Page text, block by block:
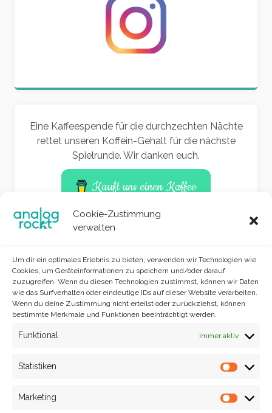
Cookie-Zustimmung
verwalten
Um dir ein optimales Erlebnis zu bieten, verwenden wir Technologien wie
Cookies, um Geräteinformationen zu speichern und/oder darauf
zuzugreifen. Wenn du diesen Technologien zustimmst, können wir Daten
wie das Surfverhalten oder eindeutige IDs auf dieser Website verarbeiten.
Wenn du deine Zustimmung nicht erteilst oder zurückziehst, können
bestimmte Merkmale und Funktionen beeinträchtigt werden.
Funktional Immer aktiv
Statistiken
Marketing
Eine Kaffeespende für die durchzechten Nächte
rettet unseren Koffein-Gehalt für die nächste
Spielrunde. Wir danken euch.
Kauft uns einen Kaffee